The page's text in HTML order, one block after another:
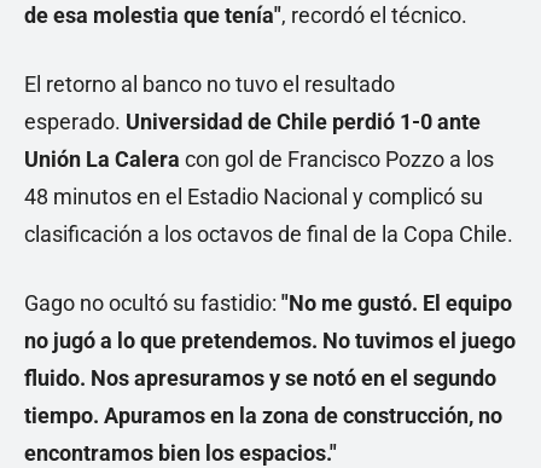
de esa molestia que tenía", recordó el técnico.
El retorno al banco no tuvo el resultado
esperado. Universidad de Chile perdió 1-0 ante
Unión La Calera con gol de Francisco Pozzo a los
48 minutos en el Estadio Nacional y complicó su
clasificación a los octavos de final de la Copa Chile.
Gago no ocultó su fastidio: "No me gustó. El equipo
no jugó a lo que pretendemos. No tuvimos el juego
fluido. Nos apresuramos y se notó en el segundo
tiempo. Apuramos en la zona de construcción, no
encontramos bien los espacios."